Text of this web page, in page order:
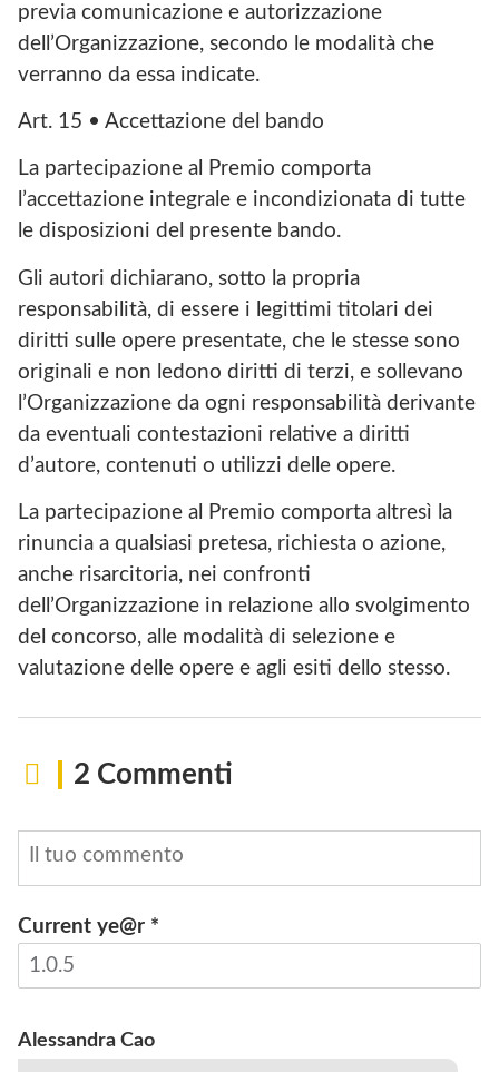
previa comunicazione e autorizzazione
dell’Organizzazione, secondo le modalità che
verranno da essa indicate.
Art. 15 • Accettazione del bando
La partecipazione al Premio comporta
l’accettazione integrale e incondizionata di tutte
le disposizioni del presente bando.
Gli autori dichiarano, sotto la propria
responsabilità, di essere i legittimi titolari dei
diritti sulle opere presentate, che le stesse sono
originali e non ledono diritti di terzi, e sollevano
l’Organizzazione da ogni responsabilità derivante
da eventuali contestazioni relative a diritti
d’autore, contenuti o utilizzi delle opere.
La partecipazione al Premio comporta altresì la
rinuncia a qualsiasi pretesa, richiesta o azione,
anche risarcitoria, nei confronti
dell’Organizzazione in relazione allo svolgimento
del concorso, alle modalità di selezione e
valutazione delle opere e agli esiti dello stesso.
2 Commenti
Current ye@r *
Alessandra Cao